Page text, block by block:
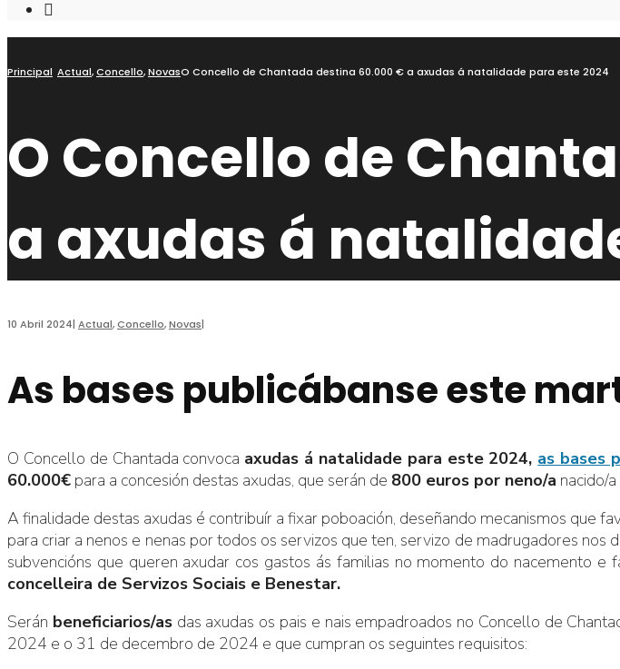
busca
Principal Actual,Concello,NovasO Concello de Chantada destina 60.000 € a axudas á natalidade para este 2024
O Concello de
a axudas á
10 Abril 2024| Actual,Concello,Novas|
As bases publicábanse este
O Concello de Chantada convoca axudas á natalidade para este 2024, as bases
60.000€ para a concesión destas axudas, que serán de 800 euros por neno/a nacido/
A finalidade destas axudas é contribuír a fixar poboación, deseñando mecanismos que
para criar a nenos e nenas por todos os servizos que ten, servizo de madrugadores
subvencións que queren axudar cos gastos ás familias no momento do nacemento e
concelleira de Servizos Sociais e Benestar.
Serán beneficiarios/asdas axudas os pais e nais empadroados no Concello de
2024 e o 31 de decembro de 2024 e que cumpran os seguintes requisitos: